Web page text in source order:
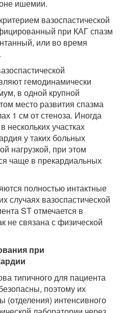
ишемии.
вазоспастической
при КАГ спазм
или во время
гемодинамически
в одной крупной
место развития спазма
1 см от стеноза. Иногда
нескольких участках
у таких больных
нагрузкой, при этом
чаще в прекардиальных
полностью интактные
случаях вазоспастической
ST отмечается в
не связана с физической
при
типичного для пациента
поэтому их
(отделения) интенсивного